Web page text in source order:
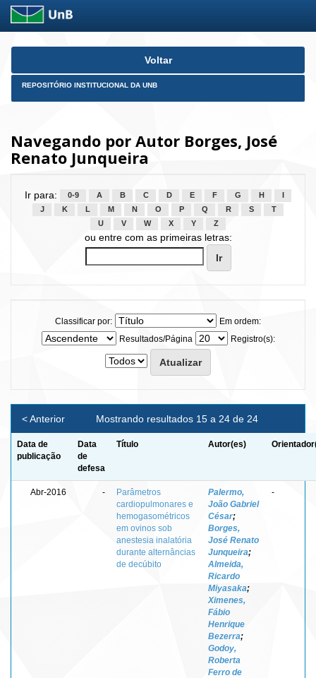
Skip
Voltar
REPOSITÓRIO INSTITUCIONAL DA UNB
Navegando por Autor Borges, José
Renato Junqueira
Ir para: 0-9 A B C D E F G H
J
K L M N O P Q R S
T
U
V W X Y Z
ou entre com as primeiras letras:
Classificar por:
Em ordem:
Resultados/Página
Registro(s):
Mostrando resultados 15 a 24 de 24
< Anterior
Data de
publicação
Data
de
defesa
Título Autor(es)
Abr-2016 -
Parâmetros
cardiopulmonares e
hemogasométricos
em ovinos sob
anestesia inalatória
durante alternâncias
de decúbito
Palermo,
João Gabriel
César;
Borges,
José Renato
Junqueira;
Almeida,
Ricardo
Miyasaka;
Ximenes,
Fábio
Henrique
Bezerra;
Godoy,
Roberta
Ferro de
-